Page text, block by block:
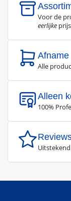
Voor de
eerlijke prijs
Afname
Alle
Alleen
100%